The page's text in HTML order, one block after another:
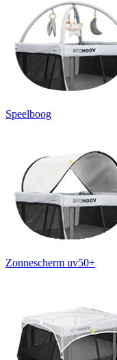
Speelboog
Zonnescherm uv50+